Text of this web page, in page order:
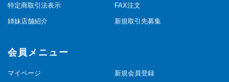
特定商取引法表示 FAX注文
姉妹店舗紹介 新規取引先募集
会員メニュー
マイページ 新規会員登録